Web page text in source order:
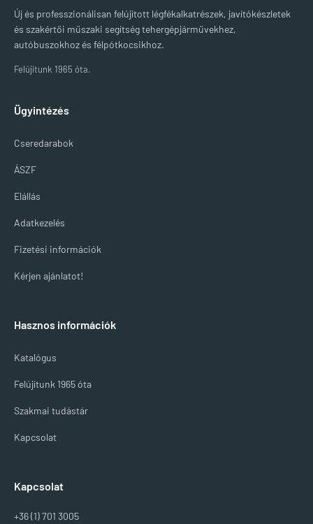
Új és professzionálisan felújított légfékalkatrészek, javítókészletek
és szakértői műszaki segítség tehergépjárművekhez,
autóbuszokhoz és félpótkocsikhoz.
Felújítunk 1965 óta.
Ügyintézés
Cseredarabok
ÁSZF
Elállás
Adatkezelés
Fizetési információk
Kérjen ajánlatot!
Hasznos információk
Katalógus
Felújítunk 1965 óta
Szakmai tudástár
Kapcsolat
Kapcsolat
+36 (1) 701 3005